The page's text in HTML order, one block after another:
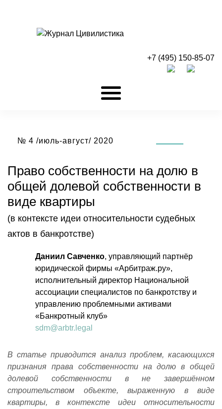
+7 (495) 150-85-07
№ 4 /июль-август/ 2020
Право собственности на долю в
общей долевой собственности в
виде квартиры
(в контексте идеи относительности судебных
актов в банкротстве)
Даниил Савченко, управляющий партнёр
юридической фирмы «Арбитраж.ру»,
исполнительный директор Национальной
ассоциации специалистов по банкротству и
управлению проблемными активами
«Банкротный клуб»
sdm@arbtr.legal
В статье приводится анализ проблем, касающихся
признания права собственности на долю в общей
долевой собственности в не завершённом
строительством объекте, выраженную в виде
квартиры, в контексте идеи относительности